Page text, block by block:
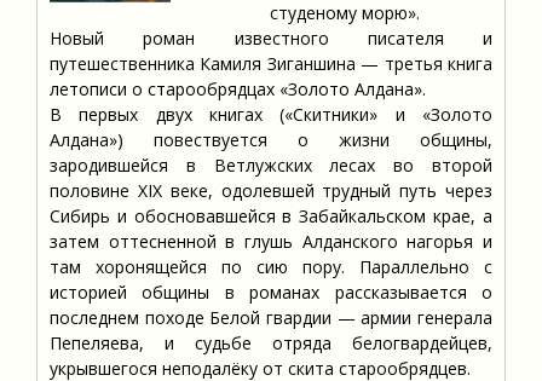
студеному морю».
Новый роман известного писателя и
путешественника Камиля Зиганшина — третья книга
летописи о старообрядцах «Золото Алдана».
В первых двух книгах («Скитники» и «Золото
Алдана») повествуется о жизни общины,
зародившейся в Ветлужских лесах во второй
половине XIX веке, одолевшей трудный путь через
Сибирь и обосновавшейся в Забайкальском крае, а
затем оттесненной в глушь Алданского нагорья и
там хоронящейся по сию пору. Параллельно с
историей общины в романах рассказывается о
последнем походе Белой гвардии — армии генерала
Пепеляева, и судьбе отряда белогвардейцев,
укрывшегося неподалёку от скита старообрядцев.